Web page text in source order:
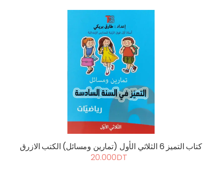
كتاب التميز 6 الثلاثي الأول (تمارين ومسائل) الكتب الازرق
20.000DT